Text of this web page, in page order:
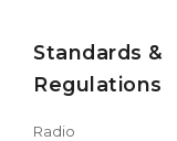
Standards &
Regulations
Radio